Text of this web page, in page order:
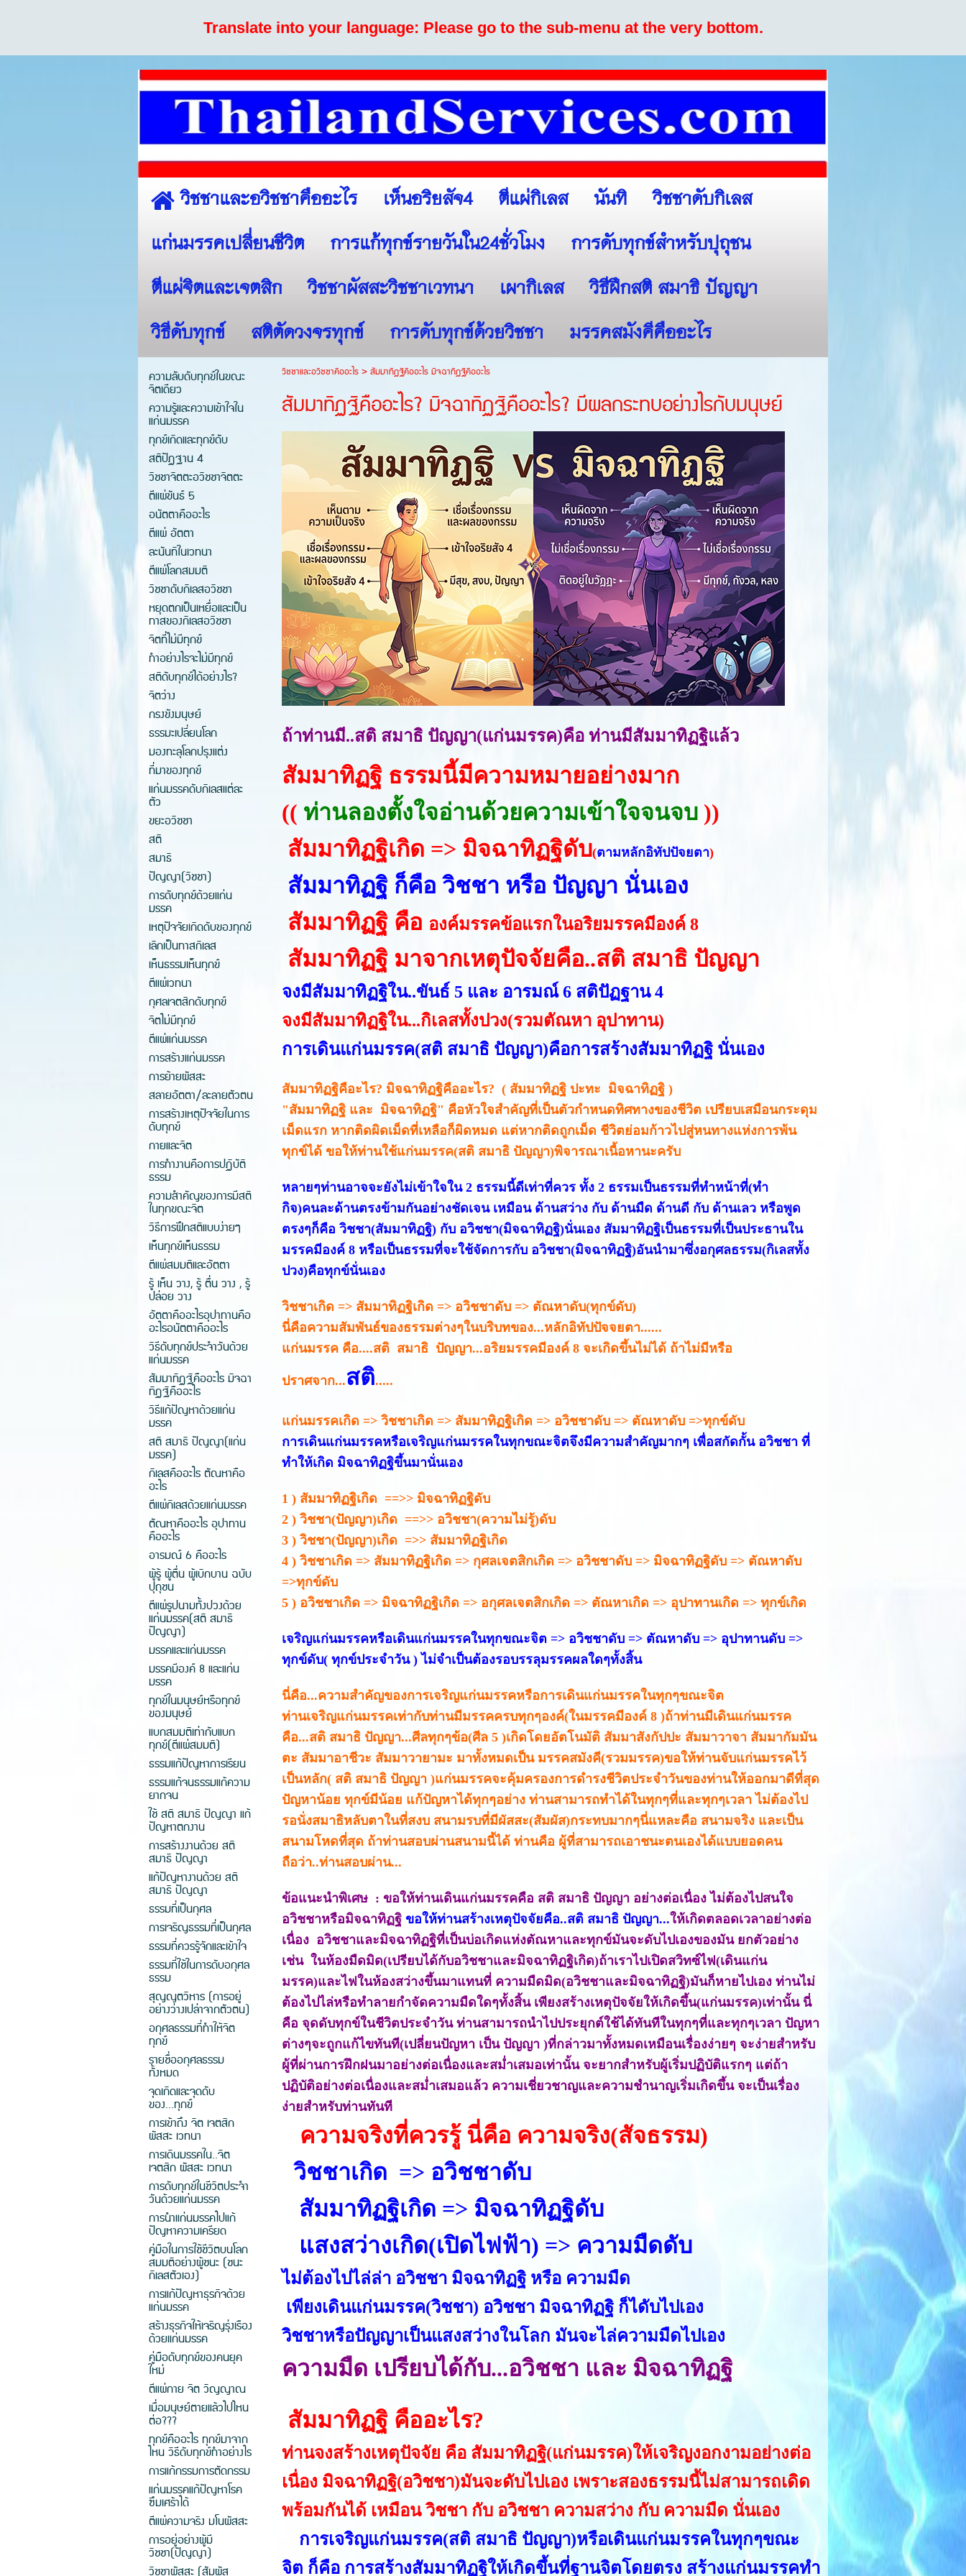
Translate into your language: Please go to the sub-menu at the very bottom.
วิชชาและอวิชชาคืออะไร เห็นอริยสัจ4 ตีแผ่กิเลส นันทิ
วิชชาดับกิเลส
แก่นมรรคเปลี่ยนชีวิต
การแก้ทุกข์รายวันใน24ชั่วโมง
การดับทุกข์สำหรับปุถุชน
ตีแผ่จิตและเจตสิก
วิชชาผัสสะวิชชาเวทนา เผากิเลส
วิธีฝึกสติ สมาธิ ปัญญา
วิธีดับทุกข์
สติตัดวงจรทุกข์ การดับทุกข์ด้วยวิชชา มรรคสมังคีคืออะไร
ความลับดับทุกข์ในขณะ
จิตเดียว
ความรู้และความเข้าใจใน
แก่นมรรค
ทุกข์เกิดและทุกข์ดับ
สติปัฏฐาน 4
วิชชาจิตตะอวิชชาจิตตะ
ตีแผ่ขันธ์ 5
อนัตตาคืออะไร
ตีแผ่ อัตตา
ละนันทิในเวทนา
ตีแผ่โลกสมมติ
วิชชาดับกิเลสอวิชชา
หยุดตกเป็นเหยื่อและเป็น
ทาสของกิเลสอวิชชา
จิตที่ไม่มีทุกข์
ทำอย่างไรจะไม่มีทุกข์
สติดับทุกข์ได้อย่างไร?
จิตว่าง
กรงขังมนุษย์
ธรรมะเปลี่ยนโลก
มองทะลุโลกปรุงแต่ง
ที่มาของทุกข์
แก่นมรรคดับกิเลสแต่ละ
ตัว
ขยะอวิชชา
สติ
สมาธิ
ปัญญา(วิชชา)
การดับทุกข์ด้วยแก่น
มรรค
เหตุปัจจัยเกิดดับของทุกข์
เลิกเป็นทาสกิเลส
เห็นธรรมเห็นทุกข์
ตีแผ่เวทนา
กุศลเจตสิกดับทุกข์
จิตไม่มีทุกข์
ตีแผ่แก่นมรรค
การสร้างแก่นมรรค
การย้ายผัสสะ
สลายอัตตา/ละลายตัวตน
การสร้างเหตุปัจจัยในการ
ดับทุกข์
กายและจิต
การทำงานคือการปฏิบัติ
ธรรม
ความสำคัญของการมีสติ
ในทุกขณะจิต
วิธีการฝึกสติแบบง่ายๆ
เห็นทุกข์เห็นธรรม
ตีแผ่สมมติและอัตตา
รู้ เห็น วาง, รู้ ตื่น วาง , รู้
ปล่อย วาง
อัตตาคืออะไรอุปาทานคือ
อะไรอนัตตาคืออะไร
วิธีดับทุกข์ประจำวันด้วย
แก่นมรรค
สัมมาทิฏฐิคืออะไร มิจฉา
ทิฏฐิคืออะไร
วิธีแก้ปัญหาด้วยแก่น
มรรค
สติ สมาธิ ปัญญา(แก่น
มรรค)
กิเลสคืออะไร ตัณหาคือ
อะไร
ตีแผ่กิเลสด้วยแก่นมรรค
ตัณหาคืออะไร อุปาทาน
คืออะไร
อารมณ์ 6 คืออะไร
ผู้รู้ ผู้ตื่น ผู้เบิกบาน ฉบับ
ปุถุชน
ตีแผ่รูปนามทั้งปวงด้วย
แก่นมรรค(สติ สมาธิ
ปัญญา)
มรรคและแก่นมรรค
มรรคมีองค์ 8 และแก่น
มรรค
ทุกข์ในมนุษย์หรือทุกข์
ของมนุษย์
แบกสมมติเท่ากับแบก
ทุกข์(ตีแผ่สมมติ)
ธรรมแก้ปัญหาการเรียน
ธรรมแก้จนธรรมแก้ความ
ยากจน
ใช้ สติ สมาธิ ปัญญา แก้
ปัญหาตกงาน
การสร้างงานด้วย สติ
สมาธิ ปัญญา
แก้ปัญหางานด้วย สติ
สมาธิ ปัญญา
ธรรมที่เป็นกุศล
การเจริญธรรมที่เป็นกุศล
ธรรมที่ควรรู้จักและเข้าใจ
ธรรมที่ใช้ในการดับอกุศล
ธรรม
สุญญตวิหาร (การอยู่
อย่างว่างเปล่าจากตัวตน)
อกุศลธรรมที่ทำให้จิต
ทุกข์
รายชื่ออกุศลธรรม
ทั้งหมด
จุดเกิดและจุดดับ
ของ...ทุกข์
การเข้าถึง จิต เจตสิก
ผัสสะ เวทนา
การเดินมรรคใน..จิต
เจตสิก ผัสสะ เวทนา
การดับทุกข์ในชีวิตประจำ
วันด้วยแก่นมรรค
การนำแก่นมรรคไปแก้
ปัญหาความเครียด
คู่มือในการใช้ชีวิตบนโลก
สมมติอย่างผู้ชนะ (ชนะ
กิเลสตัวเอง)
การแก้ปัญหาธุรกิจด้วย
แก่นมรรค
สร้างธุรกิจให้เจริญรุ่งเรือง
ด้วยแก่นมรรค
คู่มือดับทุกข์ของคนยุค
ใหม่
ตีแผ่กาย จิต วิญญาณ
เมื่อมนุษย์ตายแล้วไปไหน
ต่อ???
ทุกข์คืออะไร ทุกข์มาจาก
ไหน วิธีดับทุกข์ทำอย่างไร
การแก้กรรมการตัดกรรม
แก่นมรรคแก้ปัญหาโรค
ซึมเศร้าได้
ตีแผ่ความจริง มโนผัสสะ
การอยู่อย่างผู้มี
วิชชา(ปัญญา)
วิชชาผัสสะ (สัมผัส
วิชชาและอวิชชาคืออะไร>สัมมาทิฏฐิคืออะไร มิจฉาทิฏฐิคืออะไร
สัมมาทิฏฐิคืออะไร? มิจฉาทิฏฐิคืออะไร? มีผลกระทบอย่างไรกับมนุษย์
ถ้าท่านมี..สติ สมาธิ ปัญญา(แก่นมรรค)คือ ท่านมีสัมมาทิฏฐิแล้ว
สัมมาทิฏฐิ ธรรมนี้มีความหมายอย่างมาก
(( ท่านลองตั้งใจอ่านด้วยความเข้าใจจนจบ ))
สัมมาทิฏฐิเกิด => มิจฉาทิฏฐิดับ(ตามหลักอิทัปปัจยตา)
สัมมาทิฏฐิ ก็คือ วิชชา หรือ ปัญญา นั่นเอง
สัมมาทิฏฐิ คือ องค์มรรคข้อแรกในอริยมรรคมีองค์ 8
สัมมาทิฏฐิ มาจากเหตุปัจจัยคือ..สติ สมาธิ ปัญญา
จงมีสัมมาทิฏฐิใน..ขันธ์ 5 และ อารมณ์ 6 สติปัฏฐาน 4
จงมีสัมมาทิฏฐิใน...กิเลสทั้งปวง(รวมตัณหา อุปาทาน)
การเดินแก่นมรรค(สติ สมาธิ ปัญญา)คือการสร้างสัมมาทิฏฐิ นั่นเอง
สัมมาทิฏฐิคือะไร? มิจฉาทิฏฐิคืออะไร? ( สัมมาทิฏฐิ ปะทะ มิจฉาทิฏฐิ )
"สัมมาทิฏฐิ และ มิจฉาทิฏฐิ" คือหัวใจสำคัญที่เป็นตัวกำหนดทิศทางของชีวิต เปรียบเสมือนกระดุม
เม็ดแรก หากติดผิดเม็ดที่เหลือก็ผิดหมด แต่หากติดถูกเม็ด ชีวิตย่อมก้าวไปสู่หนทางแห่งการพ้น
ทุกข์ได้ ขอให้ท่านใช้แก่นมรรค(สติ สมาธิ ปัญญา)พิจารณาเนื้อหานะครับ
หลายๆท่านอาจจะยังไม่เข้าใจใน 2 ธรรมนี้ดีเท่าที่ควร ทั้ง 2 ธรรมเป็นธรรมที่ทำหน้าที่(ทำ
กิจ)คนละด้านตรงข้ามกันอย่างชัดเจน เหมือน ด้านสว่าง กับ ด้านมืด ด้านดี กับ ด้านเลว หรือพูด
ตรงๆก็คือ วิชชา(สัมมาทิฏฐิ) กับ อวิชชา(มิจฉาทิฏฐิ)นั่นเอง สัมมาทิฏฐิเป็นธรรมที่เป็นประธานใน
มรรคมีองค์ 8 หรือเป็นธรรมที่จะใช้จัดการกับ อวิชชา(มิจฉาทิฏฐิ)อันนำมาซึ่งอกุศลธรรม(กิเลสทั้ง
ปวง)คือทุกข์นั่นเอง
วิชชาเกิด => สัมมาทิฏฐิเกิด => อวิชชาดับ => ตัณหาดับ(ทุกข์ดับ)
นี่คือความสัมพันธ์ของธรรมต่างๆในบริบทของ...หลักอิทัปปัจจยตา......
แก่นมรรค คือ....สติ สมาธิ ปัญญา...อริยมรรคมีองค์ 8 จะเกิดขึ้นไม่ได้ ถ้าไม่มีหรือ
ปราศจาก...สติ.....
แก่นมรรคเกิด => วิชชาเกิด => สัมมาทิฏฐิเกิด => อวิชชาดับ => ตัณหาดับ =>ทุกข์ดับ
การเดินแก่นมรรคหรือเจริญแก่นมรรคในทุกขณะจิตจึงมีความสำคัญมากๆ เพื่อสกัดกั้น อวิชชา ที่
ทำให้เกิด มิจฉาทิฏฐิขึ้นมานั่นเอง
1 ) สัมมาทิฏฐิเกิด ==>> มิจฉาทิฏฐิดับ
2 ) วิชชา(ปัญญา)เกิด ==>> อวิชชา(ความไม่รู้)ดับ
3 ) วิชชา(ปัญญา)เกิด =>> สัมมาทิฏฐิเกิด
4 ) วิชชาเกิด => สัมมาทิฏฐิเกิด => กุศลเจตสิกเกิด => อวิชชาดับ => มิจฉาทิฏฐิดับ => ตัณหาดับ
=>ทุกข์ดับ
5 ) อวิชชาเกิด => มิจฉาทิฏฐิเกิด => อกุศลเจตสิกเกิด => ตัณหาเกิด => อุปาทานเกิด => ทุกข์เกิด
เจริญแก่นมรรคหรือเดินแก่นมรรคในทุกขณะจิต => อวิชชาดับ => ตัณหาดับ => อุปาทานดับ =>
ทุกข์ดับ( ทุกข์ประจำวัน ) ไม่จำเป็นต้องรอบรรลุมรรคผลใดๆทั้งสิ้น
นี่คือ...ความสำคัญของการเจริญแก่นมรรคหรือการเดินแก่นมรรคในทุกๆขณะจิต
ท่านเจริญแก่นมรรคเท่ากับท่านมีมรรคครบทุกๆองค์(ในมรรคมีองค์ 8 )ถ้าท่านมีเดินแก่นมรรค
คือ...สติ สมาธิ ปัญญา...ศีลทุกๆข้อ(ศีล 5 )เกิดโดยอัตโนมัติ สัมมาสังกัปปะ สัมมาวาจา สัมมากัมมัน
ตะ สัมมาอาชีวะ สัมมาวายามะ มาทั้งหมดเป็น มรรคสมังคี(รวมมรรค)ขอให้ท่านจับแก่นมรรคไว้
เป็นหลัก( สติ สมาธิ ปัญญา )แก่นมรรคจะคุ้มครองการดำรงชีวิตประจำวันของท่านให้ออกมาดีที่สุด
ปัญหาน้อย ทุกข์มีน้อย แก้ปัญหาได้ทุกๆอย่าง ท่านสามารถทำได้ในทุกๆที่และทุกๆเวลา ไม่ต้องไป
รอนั่งสมาธิหลับตาในที่สงบ สนามรบที่มีผัสสะ(สัมผัส)กระทบมากๆนี่แหละคือ สนามจริง และเป็น
สนามโหดที่สุด ถ้าท่านสอบผ่านสนามนี้ได้ ท่านคือ ผู้ที่สามารถเอาชนะตนเองได้แบบยอดคน
ถือว่า..ท่านสอบผ่าน...
ข้อแนะนำพิเศษ : ขอให้ท่านเดินแก่นมรรคคือ สติ สมาธิ ปัญญา อย่างต่อเนื่อง ไม่ต้องไปสนใจ
อวิชชาหรือมิจฉาทิฏฐิขอให้ท่านสร้างเหตุปัจจัยคือ..สติ สมาธิ ปัญญา...ให้เกิดตลอดเวลาอย่างต่อ
เนื่อง อวิชชาและมิจฉาทิฏฐิที่เป็นบ่อเกิดแห่งตัณหาและทุกข์มันจะดับไปเองของมัน ยกตัวอย่าง
เช่น ในห้องมืดมิด(เปรียบได้กับอวิชชาและมิจฉาทิฏฐิเกิด)ถ้าเราไปเปิดสวิทซ์ไฟ(เดินแก่น
มรรค)และไฟในห้องสว่างขึ้นมาแทนที่ ความมืดมิด(อวิชชาและมิจฉาทิฏฐิ)มันก็หายไปเอง ท่านไม่
ต้องไปไล่หรือทำลายกำจัดความมืดใดๆทั้งสิ้น เพียงสร้างเหตุปัจจัยให้เกิดขึ้น(แก่นมรรค)เท่านั้น นี่
คือ จุดดับทุกข์ในชีวิตประจำวัน ท่านสามารถนำไปประยุกต์ใช้ได้ทันทีในทุกๆที่และทุกๆเวลา ปัญหา
ต่างๆจะถูกแก้ไขทันที(เปลี่ยนปัญหา เป็น ปัญญา )ที่กล่าวมาทั้งหมดเหมือนเรื่องง่ายๆ จะง่ายสำหรับ
ผู้ที่ผ่านการฝึกฝนมาอย่างต่อเนื่องและสม่ำเสมอเท่านั้น จะยากสำหรับผู้เริ่มปฏิบัติแรกๆ แต่ถ้า
ปฏิบัติอย่างต่อเนื่องและสม่ำเสมอแล้ว ความเชี่ยวชาญและความชำนาญเริ่มเกิดขึ้น จะเป็นเรื่อง
ง่ายสำหรับท่านทันที
ความจริงที่ควรรู้ นี่คือ ความจริง(สัจธรรม)
วิชชาเกิด => อวิชชาดับ
สัมมาทิฏฐิเกิด => มิจฉาทิฏฐิดับ
แสงสว่างเกิด(เปิดไฟฟ้า) => ความมืดดับ
ไม่ต้องไปไล่ล่า อวิชชา มิจฉาทิฏฐิ หรือ ความมืด
เพียงเดินแก่นมรรค(วิชชา) อวิชชา มิจฉาทิฏฐิ ก็ไดับไปเอง
วิชชาหรือปัญญาเป็นแสงสว่างในโลก มันจะไล่ความมืดไปเอง
ความมืด เปรียบได้กับ...อวิชชา และ มิจฉาทิฏฐิ
สัมมาทิฏฐิ คืออะไร?
ท่านจงสร้างเหตุปัจจัย คือ สัมมาทิฏฐิ(แก่นมรรค)ให้เจริญงอกงามอย่างต่อ
เนื่อง มิจฉาทิฏฐิ(อวิชชา)มันจะดับไปเอง เพราะสองธรรมนี้ไม่สามารถเดิด
พร้อมกันได้ เหมือน วิชชา กับ อวิชชา ความสว่าง กับ ความมืด นั่นเอง
การเจริญแก่นมรรค(สติ สมาธิ ปัญญา)หรือเดินแก่นมรรคในทุกๆขณะ
จิต ก็คือ การสร้างสัมมาทิฏฐิให้เกิดขึ้นที่ฐานจิตโดยตรง สร้างแก่นมรรคทำ